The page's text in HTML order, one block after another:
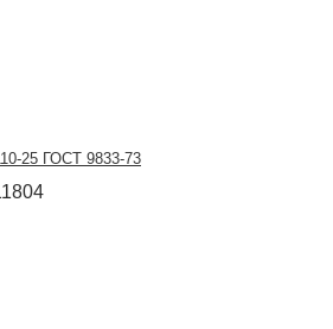
25 ГОСТ 9833-73